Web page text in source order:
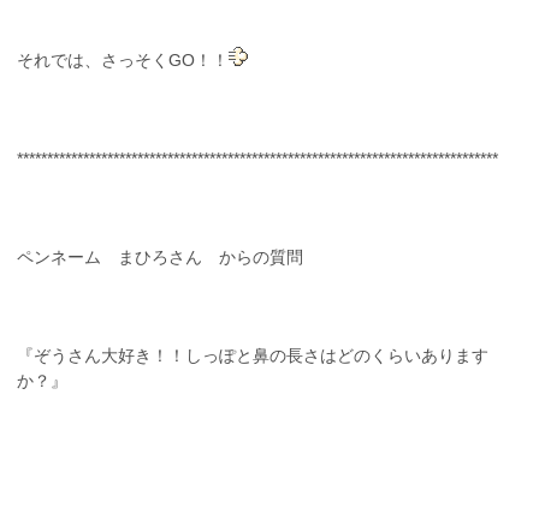
それでは、さっそくGO！！
********************************************************************************
ペンネーム まひろさん からの質問
『ぞうさん大好き！！しっぽと鼻の長さはどのくらいあります
か？』